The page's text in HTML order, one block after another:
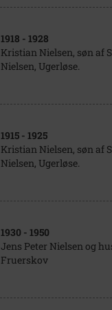
1918 - 1928
Kristian Nielsen, søn af
Nielsen, Ugerløse.
1915 - 1925
Kristian Nielsen, søn af
Nielsen, Ugerløse.
1930 - 1950
Jens Peter Nielsen og
Fruerskov